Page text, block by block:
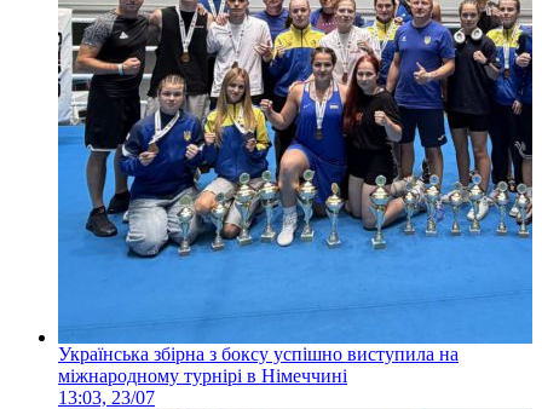
Українська збірна з боксу успішно виступила на
міжнародному турнірі в Німеччині
13:03, 23/07